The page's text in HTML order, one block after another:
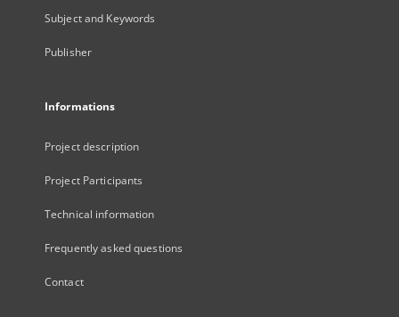
Subject and Keywords
Publisher
Informations
Project description
Project Participants
Technical information
Frequently asked questions
Contact